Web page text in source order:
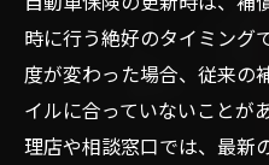
時に行う絶好のタイミング
度が変わった場合、従来の
イルに合っていないことが
理店や相談窓口では、最新